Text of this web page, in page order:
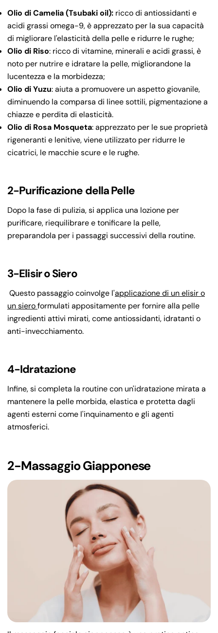
Olio di Camelia (Tsubaki oil): ricco di antiossidanti e
acidi grassi omega-9, è apprezzato per la sua capacità
di migliorare l'elasticità della pelle e ridurre le rughe;
Olio di Riso: ricco di vitamine, minerali e acidi grassi, è
noto per nutrire e idratare la pelle, migliorandone la
lucentezza e la morbidezza;
Olio di Yuzu: aiuta a promuovere un aspetto giovanile,
diminuendo la comparsa di linee sottili, pigmentazione a
chiazze e perdita di elasticità.
Olio di Rosa Mosqueta: apprezzato per le sue proprietà
rigeneranti e lenitive, viene utilizzato per ridurre le
cicatrici, le macchie scure e le rughe.
2-Purificazione della Pelle
Dopo la fase di pulizia, si applica una lozione per
purificare, riequilibrare e tonificare la pelle,
preparandola per i passaggi successivi della routine.
3-Elisir o Siero
Questo passaggio coinvolge l'applicazione di un elisir o
un sieroformulati appositamente per fornire alla pelle
ingredienti attivi mirati, come antiossidanti, idratanti o
anti-invecchiamento.
4-Idratazione
Infine, si completa la routine con un'idratazione mirata a
mantenere la pelle morbida, elastica e protetta dagli
agenti esterni come l'inquinamento e gli agenti
atmosferici.
2-Massaggio Giapponese